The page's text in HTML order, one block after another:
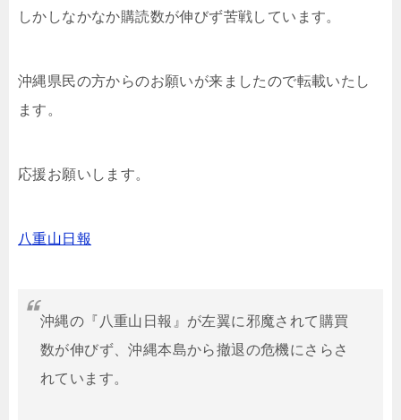
しかしなかなか購読数が伸びず苦戦しています。
沖縄県民の方からのお願いが来ましたので転載いたし
ます。
応援お願いします。
八重山日報
沖縄の『八重山日報』が左翼に邪魔されて購買
数が伸びず、沖縄本島から撤退の危機にさらさ
れています。